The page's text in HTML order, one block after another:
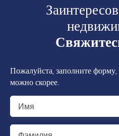
Пожалуйста, заполните
можно скорее.
Имя